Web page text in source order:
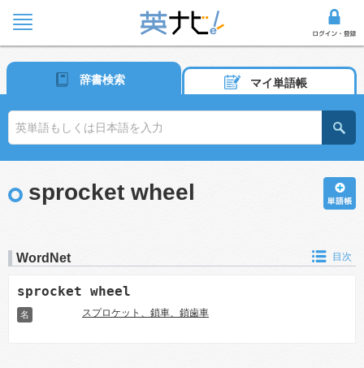
辞書検索 マイ単語帳
sprocket wheel
WordNet 目次
sprocket wheel
名 スプロケット、鎖車、鎖歯車